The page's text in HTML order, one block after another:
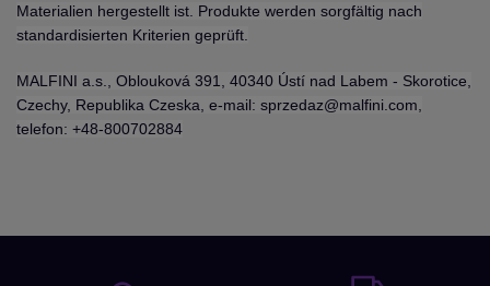
Materialien hergestellt ist. Produkte werden sorgfältig nach
standardisierten Kriterien geprüft.
MALFINI a.s., Oblouková 391, 40340 Ústí nad Labem - Skorotice,
Czechy, Republika Czeska, e-mail: sprzedaz@malfini.com,
telefon: +48-800702884